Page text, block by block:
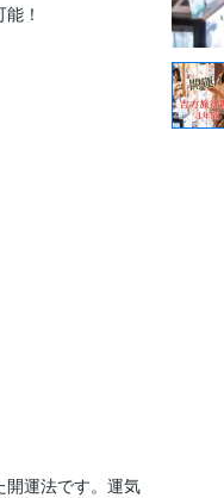
！
開運法です。運気